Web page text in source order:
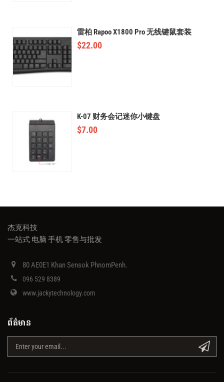
雷柏 Rapoo X1800 Pro 无线键鼠套装
$22.00
K-07 财务会记迷你小键盘
$7.00
杰克科技
一站式 电脑 手机 零售与批发
80 AE0E1 Khan Sensok PhnomPenh.
096 529 8389
www.jackytechnology.com
ព័ត៌មាន